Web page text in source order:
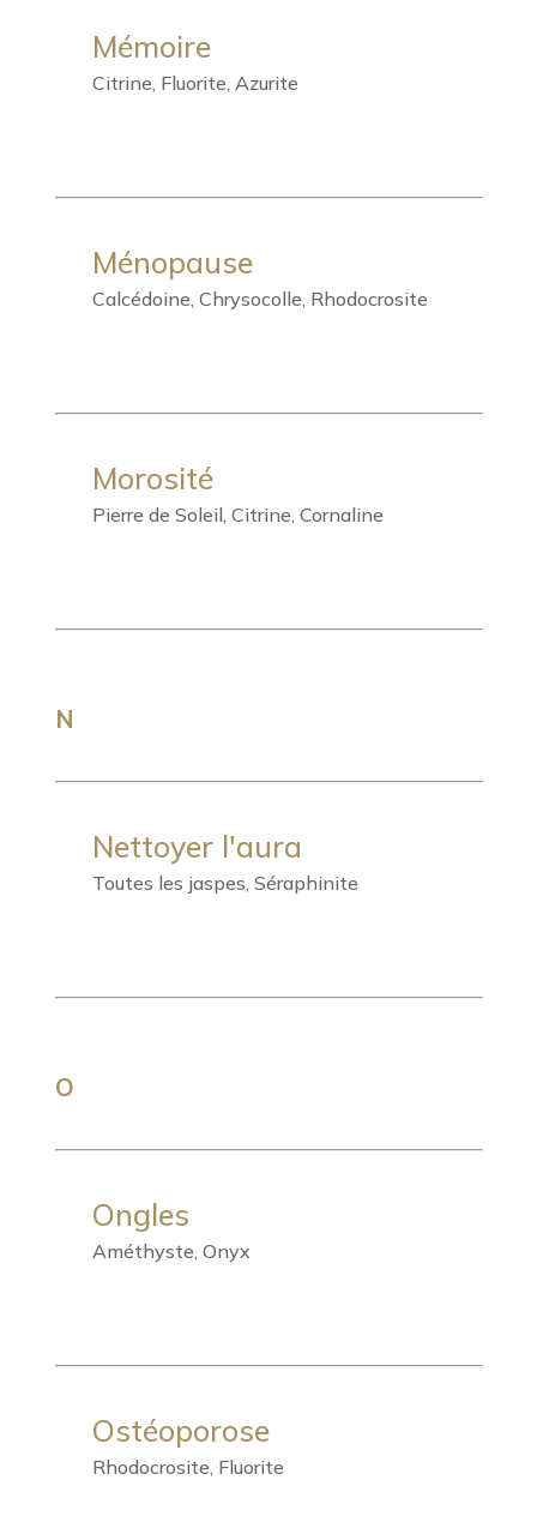
Mémoire
Citrine, Fluorite, Azurite
Ménopause
Calcédoine, Chrysocolle, Rhodocrosite
Morosité
Pierre de Soleil, Citrine, Cornaline
N
Nettoyer l'aura
Toutes les jaspes, Séraphinite
O
Ongles
Améthyste, Onyx
Ostéoporose
Rhodocrosite, Fluorite